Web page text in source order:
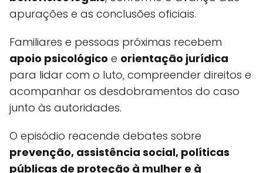
apurações e as conclusões oficiais.
Familiares e pessoas próximas recebem
apoio psicológico e orientação jurídica
para lidar com o luto, compreender direitos e
acompanhar os desdobramentos do caso
junto às autoridades.
O episódio reacende debates sobre
prevenção, assistência social, políticas
públicas de proteção à mulher e à